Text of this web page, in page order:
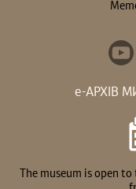
е-АРХІВ
The museum is open